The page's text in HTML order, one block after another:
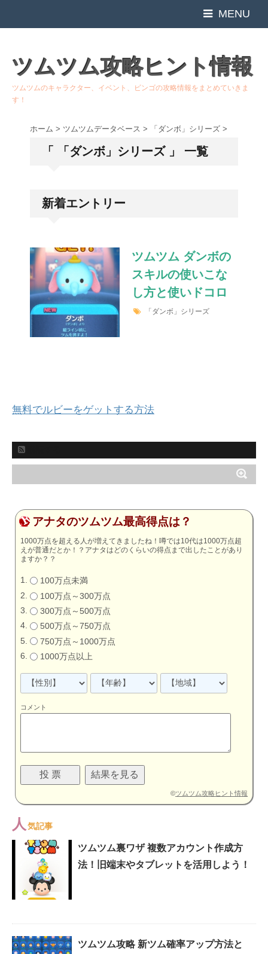
MENU
ツムツム攻略ヒント情報
ツムツムのキャラクター、イベント、ビンゴの攻略情報をまとめていきま
す！
ホーム > ツムツムデータベース > 「ダンボ」シリーズ >
「 「ダンボ」シリーズ 」 一覧
新着エントリー
ツムツム ダンボの
スキルの使いこな
し方と使いドコロ
「ダンボ」シリーズ
無料でルビーをゲットする方法
アナタのツムツム最高得点は？
1000万点を超える人が増えてきましたね！噂では10代は1000万点超
えが普通だとか！？アナタはどのくらいの得点まで出したことがあり
ますか？？
100万点未満
100万点～300万点
300万点～500万点
500万点～750万点
750万点～1000万点
1000万点以上
コメント
©ツムツム攻略ヒント情報
人 気記事
ツムツム裏ワザ 複数アカウント作成方
法！旧端末やタブレットを活用しよう！
ツムツム攻略 新ツム確率アップ方法と